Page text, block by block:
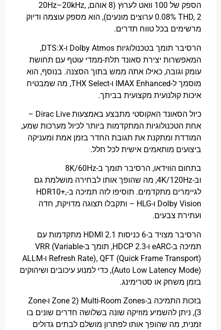
הספק של 100 וואט לערוץ (8 אוהם, 20Hz–20kHz,
0.08% THD, 2 ערוצים מונעים), הוא מספק עוצמה ודיוק
בכל טווח תדרים.
הרסיבר תומך בטכנולוגיות Dolby Atmos ו-DTS:X,
יצירת סאונד תלת-ממדי עוטף עם תחושת
וגובה, כאילו אתה ממש בתוך הסצנה. בנוסף, הוא
מוסמך ל-IMAX Enhanced ו-THX Select, מה שמבטיח
קולנועית מקצועית בביתך.
כיול הסאונד האקוסטי מתבצע באמצעות Dirac Live –
המתקדמות ביותר לכיול מערכות שמע,
ומתקנת את תגובת החדר בזמן אמת ומעניקה
מותאמים אישית לכל חלל.
בתחום הווידאו, הרסיבר תומך ב-8K/60Hz
וב-4K/120Hz, מה שהופך אותו לבחירה מושלמת גם
מתקדמים.
תוסיפו לזה תמיכה ב-HDR10+,
Dolby Vision ו-HLG – ותקבלו תצוגה מדויקת, חדה
צבעים.
הרסיבר מצויד ב-6 כניסות HDMI 2.1 מתקדמות עם
תמיכה ב-eARC ו-HDCP 2.3, תומך ב-VRR (Variable
Refresh Rate), QFT (Quick Frame Transport) ו-ALLM
(Auto Low Latency Mode), כדי למנוע עיכובים ושיהוקים
או סטרימינג.
בזכות התמיכה ב-Multi-Room Zones (Zone 2 ו-Zone
להשמיע מוזיקה שונה בשלושה חדרים שונים בו
מה שהופך אותו לפתרון מושלם לבתים גדולים